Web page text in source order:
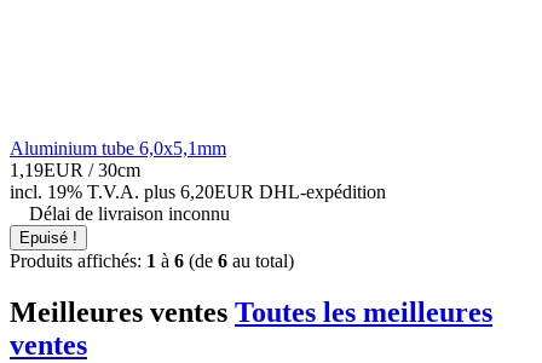
Aluminium tube 6,0x5,1mm
1,19EUR / 30cm
incl. 19% T.V.A. plus 6,20EUR DHL-expédition
Délai de livraison inconnu
Epuisé !
Produits affichés: 1 à 6 (de 6 au total)
Meilleures ventes Toutes les meilleures
ventes